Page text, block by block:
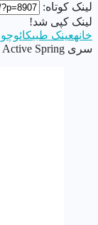
لینک کوتاه:
لینک کپی شد!
خانهعینک طبیکائوچو
سری Active Spring